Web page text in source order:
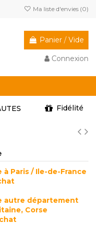
Ma liste d'envies (0)
Panier / Vide
Connexion
Fidélité
Paris / Ile-de-France
autre département
Corse